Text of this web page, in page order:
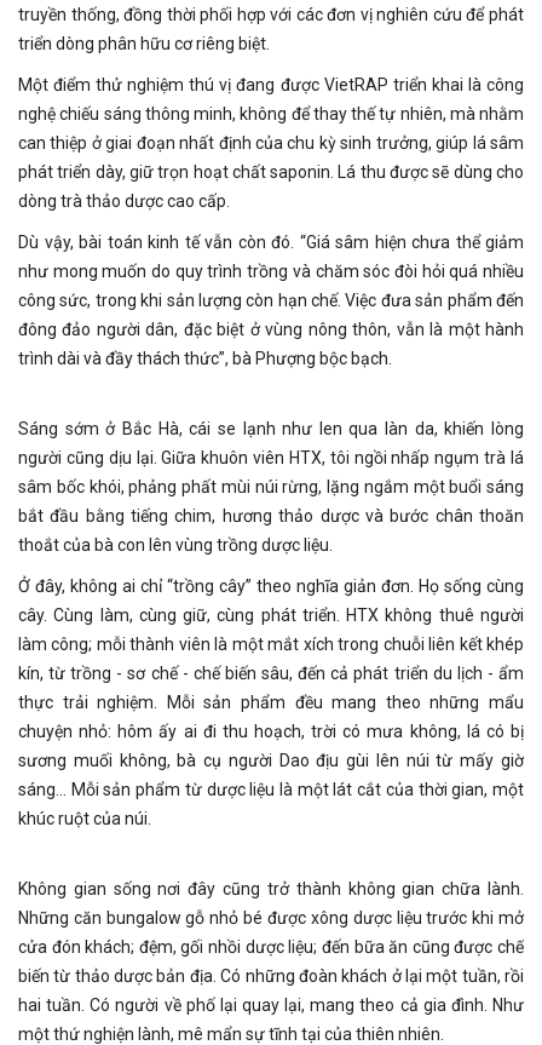
truyền thống, đồng thời phối hợp với các đơn vị nghiên cứu để phát
triển dòng phân hữu cơ riêng biệt.
Một điểm thử nghiệm thú vị đang được VietRAP triển khai là công
nghệ chiếu sáng thông minh, không để thay thế tự nhiên, mà nhằm
can thiệp ở giai đoạn nhất định của chu kỳ sinh trưởng, giúp lá sâm
phát triển dày, giữ trọn hoạt chất saponin. Lá thu được sẽ dùng cho
dòng trà thảo dược cao cấp.
Dù vậy, bài toán kinh tế vẫn còn đó. “Giá sâm hiện chưa thể giảm
như mong muốn do quy trình trồng và chăm sóc đòi hỏi quá nhiều
công sức, trong khi sản lượng còn hạn chế. Việc đưa sản phẩm đến
đông đảo người dân, đặc biệt ở vùng nông thôn, vẫn là một hành
trình dài và đầy thách thức”, bà Phượng bộc bạch.
Sáng sớm ở Bắc Hà, cái se lạnh như len qua làn da, khiến lòng
người cũng dịu lại. Giữa khuôn viên HTX, tôi ngồi nhấp ngụm trà lá
sâm bốc khói, phảng phất mùi núi rừng, lặng ngắm một buổi sáng
bắt đầu bằng tiếng chim, hương thảo dược và bước chân thoăn
thoắt của bà con lên vùng trồng dược liệu.
Ở đây, không ai chỉ “trồng cây” theo nghĩa giản đơn. Họ sống cùng
cây. Cùng làm, cùng giữ, cùng phát triển. HTX không thuê người
làm công; mỗi thành viên là một mắt xích trong chuỗi liên kết khép
kín, từ trồng - sơ chế - chế biến sâu, đến cả phát triển du lịch - ẩm
thực trải nghiệm. Mỗi sản phẩm đều mang theo những mẩu
chuyện nhỏ: hôm ấy ai đi thu hoạch, trời có mưa không, lá có bị
sương muối không, bà cụ người Dao địu gùi lên núi từ mấy giờ
sáng... Mỗi sản phẩm từ dược liệu là một lát cắt của thời gian, một
khúc ruột của núi.
Không gian sống nơi đây cũng trở thành không gian chữa lành.
Những căn bungalow gỗ nhỏ bé được xông dược liệu trước khi mở
cửa đón khách; đệm, gối nhồi dược liệu; đến bữa ăn cũng được chế
biến từ thảo dược bản địa. Có những đoàn khách ở lại một tuần, rồi
hai tuần. Có người về phố lại quay lại, mang theo cả gia đình. Như
một thứ nghiện lành, mê mẩn sự tĩnh tại của thiên nhiên.